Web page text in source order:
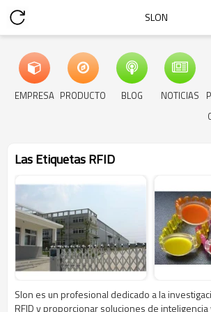
SLON
EMPRESA PRODUCTO BLOG NOTICIAS
Las Etiquetas RFID
Slon es un profesional dedicado a la
RFID y proporcionar soluciones de